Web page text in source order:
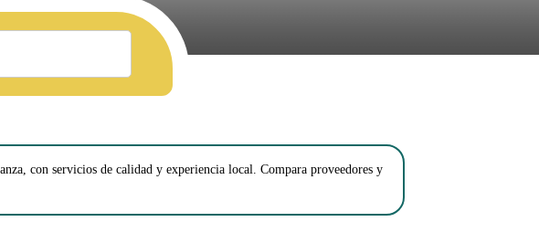
con servicios de calidad y experiencia local. Compara proveedores y